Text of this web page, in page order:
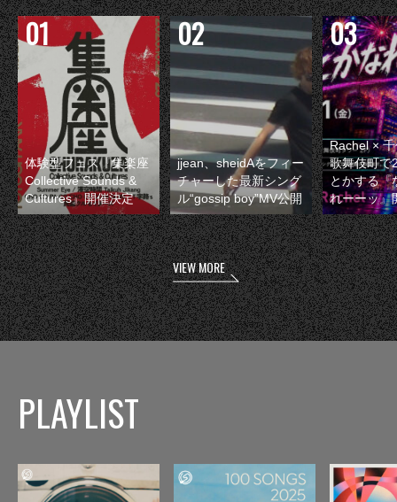
体験型フェス『集楽座
Collective Sounds &
Cultures』開催決定
jjean、sheidAをフィー
チャーした最新シング
ル“gossip boy”MV公開
Rachel ×
歌舞伎町で
とかする『
れーーッ』
VIEW MORE
PLAYLIST